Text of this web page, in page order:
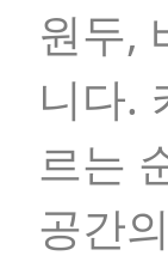
원두,
니다.
르는
공간